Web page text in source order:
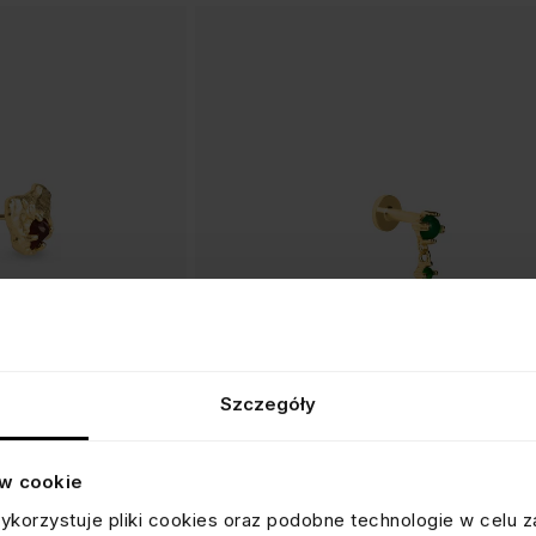
Szczegóły
cookie
pliki cookies oraz podobne technologie w celu